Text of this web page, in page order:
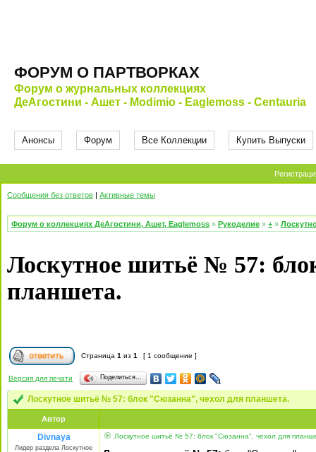
ФОРУМ О ПАРТВОРКАХ
Форум о журнальных коллекциях
ДеАгостини - Ашет - Modimio - Eaglemoss - Centauria
Анонсы Форум Все Коллекции Купить Выпуски
Сообщения без ответов | Активные темы
Форум о коллекциях ДеАгостини, Ашет, Eaglemoss » Рукоделие » + »
Лоскутное шитьё № 57:
планшета.
Страница 1 из 1 [ 1 сообщение ]
Версия для печати Поделиться…
Лоскутное шитьё № 57: блок "Сюзанна", чехол для планшета.
Автор
Divnaya
Лидер раздела Лоскутное
Лоскутное шитьё № 57: блок "Сюзанна", чехол для